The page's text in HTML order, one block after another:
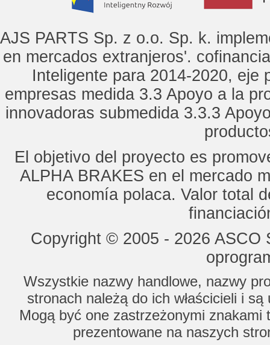
AJS PARTS Sp. z o.o. Sp. k.
en mercados extranjeros'.
Inteligente para 2014-2020, eje
empresas medida 3.3 Apoyo a la
innovadoras submedida 3.3.3
El objetivo del proyecto es
ALPHA BRAKES en el mercado
economía polaca. Valor total
Copyright © 2005 - 2026
Wszystkie nazwy handlowe, nazwy
stronach należą do ich właścicieli i
Mogą być one zastrzeżonymi znakami
prezentowane na naszych